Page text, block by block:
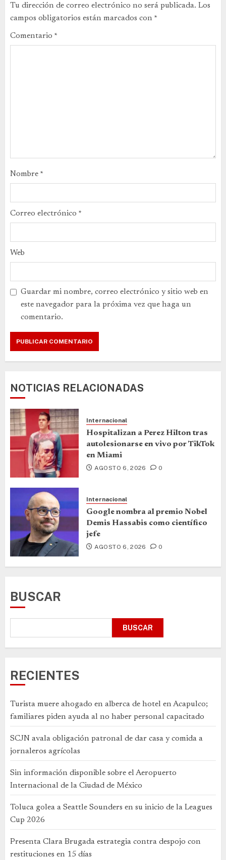
Tu dirección de correo electrónico no será publicada. Los
campos obligatorios están marcados con *
Comentario *
Nombre *
Correo electrónico *
Web
Guardar mi nombre, correo electrónico y sitio web en
este navegador para la próxima vez que haga un
comentario.
NOTICIAS RELACIONADAS
Internacional
Hospitalizan a Perez Hilton tras
autolesionarse en vivo por TikTok
en Miami
AGOSTO 6, 2026 0
Internacional
Google nombra al premio Nobel
Demis Hassabis como científico
jefe
AGOSTO 6, 2026 0
BUSCAR
BUSCAR
RECIENTES
Turista muere ahogado en alberca de hotel en Acapulco;
familiares piden ayuda al no haber personal capacitado
SCJN avala obligación patronal de dar casa y comida a
jornaleros agrícolas
Sin información disponible sobre el Aeropuerto
Internacional de la Ciudad de México
Toluca golea a Seattle Sounders en su inicio de la Leagues
Cup 2026
Presenta Clara Brugada estrategia contra despojo con
restituciones en 15 días